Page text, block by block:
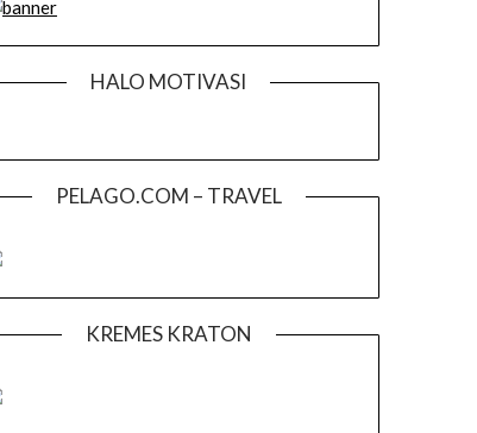
HALO MOTIVASI
PELAGO.COM – TRAVEL
KREMES KRATON